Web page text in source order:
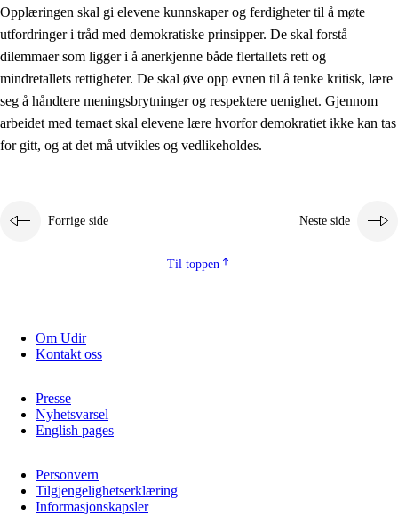
2.4 Å lære å lære
Tverrfaglige temaer
2.5 Tverrfaglige temaer
2.5.1 Folkehelse og livsmestring
2.5.2 Demokrati og medborgerskap
Opplæringen skal gi elevene kunnskaper og ferdigheter til å møte
utfordringer i tråd med demokratiske prinsipper. De skal forstå
dilemmaer som ligger i å anerkjenne både flertallets rett og
mindretallets rettigheter. De skal øve opp evnen til å tenke kritisk, lære
seg å håndtere meningsbrytninger og respektere uenighet. Gjennom
arbeidet med temaet skal elevene lære hvorfor demokratiet ikke kan tas
for gitt, og at det må utvikles og vedlikeholdes.
Forrige side Neste side
Til toppen
Om Udir
Kontakt oss
Presse
Nyhetsvarsel
English pages
Personvern
Tilgjengelighetserklæring
Informasjonskapsler